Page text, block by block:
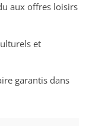
aux offres loisirs
et
garantis dans